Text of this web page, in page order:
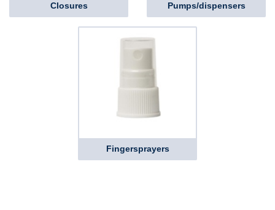
Closures Pumps/dispensers
Fingersprayers